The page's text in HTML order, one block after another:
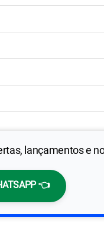
lançamentos e
👈